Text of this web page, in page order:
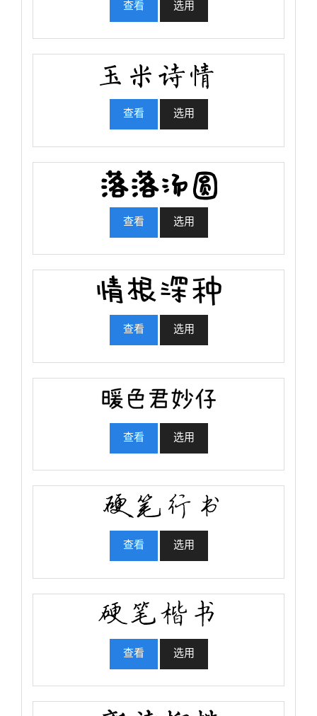
查看 选用
查看 选用
查看 选用
查看 选用
查看 选用
查看 选用
查看 选用